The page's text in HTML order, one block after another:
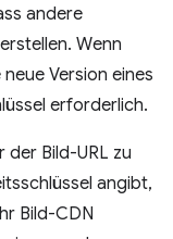
andere
Wenn
Version eines
erforderlich.
der Bild-URL zu
angibt,
Bild-CDN